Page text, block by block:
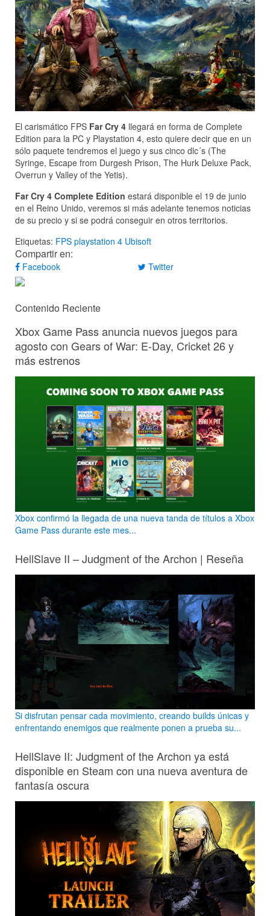
El carismático FPS Far Cry 4 llegará en forma de Complete
Edition para la PC y Playstation 4, esto quiere decir que en un
sólo paquete tendremos el juego y sus cinco dlc´s (The
Syringe, Escape from Durgesh Prison, The Hurk Deluxe Pack,
Overrun y Valley of the Yetis).
Far Cry 4 Complete Edition estará disponible el 19 de junio
en el Reino Unido, veremos si más adelante tenemos noticias
de su precio y si se podrá conseguir en otros territorios.
Etiquetas: FPS playstation 4 Ubisoft
Compartir en:
Facebook Twitter
Contenido Reciente
Xbox Game Pass anuncia nuevos juegos para
agosto con Gears of War: E-Day, Cricket 26 y
más estrenos
Xbox confirmó la llegada de una nueva tanda de títulos a Xbox
Game Pass durante este mes...
HellSlave II – Judgment of the Archon | Reseña
Si disfrutan pensar cada movimiento, creando builds únicas y
enfrentando enemigos que realmente ponen a prueba su...
HellSlave II: Judgment of the Archon ya está
disponible en Steam con una nueva aventura de
fantasía oscura